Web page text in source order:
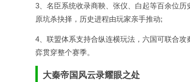
3、名臣系统收录商鞅、张仪、白起等百余位
原坑杀抉择，历史进程由玩家亲手推动;
4、联盟体系支持合纵连横玩法，六国可联合
弈贯穿整个赛季。
大秦帝国风云录耀眼之处